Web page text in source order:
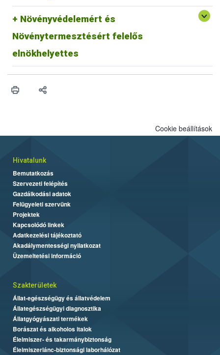
Növényvédelemért és
Növénytermesztésért felelős
elnökhelyettes
Cookie beállítások
Hivatalunk
Bemutatkozás
Szervezeti felépítés
Gazdálkodási adatok
Felügyeleti szervünk
Projektek
Kapcsolódó linkek
Adatkezelési tájékoztató
Akadálymentességi nyilatkozat
Üzemeltetési információ
Szakterületek
Állat-egészségügy és állatvédelem
Állategészségügyi diagnosztika
Állatgyógyászati termékek
Borászat és alkoholos italok
Élelmiszer- és takarmánybiztonság
Élelmiszerlánc-biztonsági laborhálózat